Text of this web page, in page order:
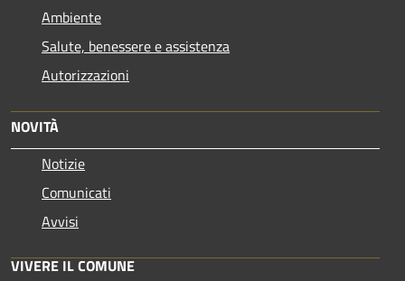
Ambiente
Salute, benessere e assistenza
Autorizzazioni
NOVITÀ
Notizie
Comunicati
Avvisi
VIVERE IL COMUNE